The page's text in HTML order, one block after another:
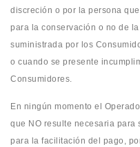
discreción o por la persona
para la conservación o no de
suministrada por los
o cuando se presente
Consumidores.
En ningún momento el
que NO resulte necesaria
para la facilitación del pago,